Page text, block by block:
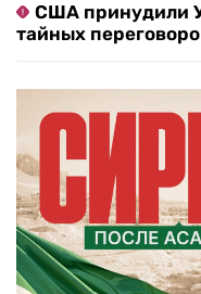
США принудили
тайных